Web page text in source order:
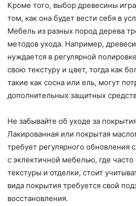
Кроме того, выбор древесины
том, как она будет вести себя в
Мебель из разных пород дерева
методов ухода. Например,
нуждается в регулярной
свою текстуру и цвет, тогда как
такие как сосна или ель, могут
дополнительных защитных
Не забывайте об уходе за
Лакированная или покрытая
требует регулярного обновления
с эклектичной мебелью, где
текстуры и отделки, стоит
вида покрытия требуется свой
восстановления.